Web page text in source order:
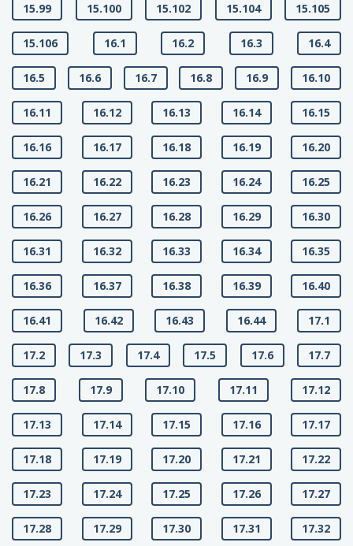
15.99 15.100 15.102 15.104 15.105
15.106 16.1 16.2 16.3 16.4
16.5 16.6 16.7 16.8 16.9 16.10
16.11 16.12 16.13 16.14 16.15
16.16 16.17 16.18 16.19 16.20
16.21 16.22 16.23 16.24 16.25
16.26 16.27 16.28 16.29 16.30
16.31 16.32 16.33 16.34 16.35
16.36 16.37 16.38 16.39 16.40
16.41 16.42 16.43 16.44 17.1
17.2 17.3 17.4 17.5 17.6 17.7
17.8 17.9 17.10 17.11 17.12
17.13 17.14 17.15 17.16 17.17
17.18 17.19 17.20 17.21 17.22
17.23 17.24 17.25 17.26 17.27
17.28 17.29 17.30 17.31 17.32